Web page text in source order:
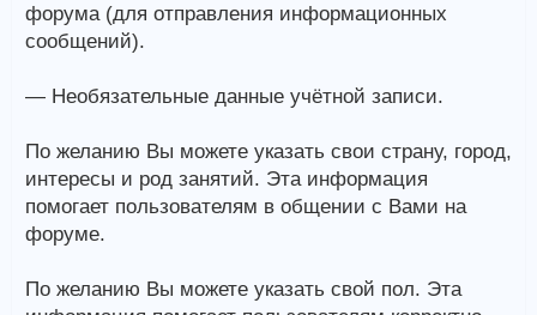
форума (для отправления информационных
сообщений).
— Необязательные данные учётной записи.
По желанию Вы можете указать свои страну, город,
интересы и род занятий. Эта информация
помогает пользователям в общении с Вами на
форуме.
По желанию Вы можете указать свой пол. Эта